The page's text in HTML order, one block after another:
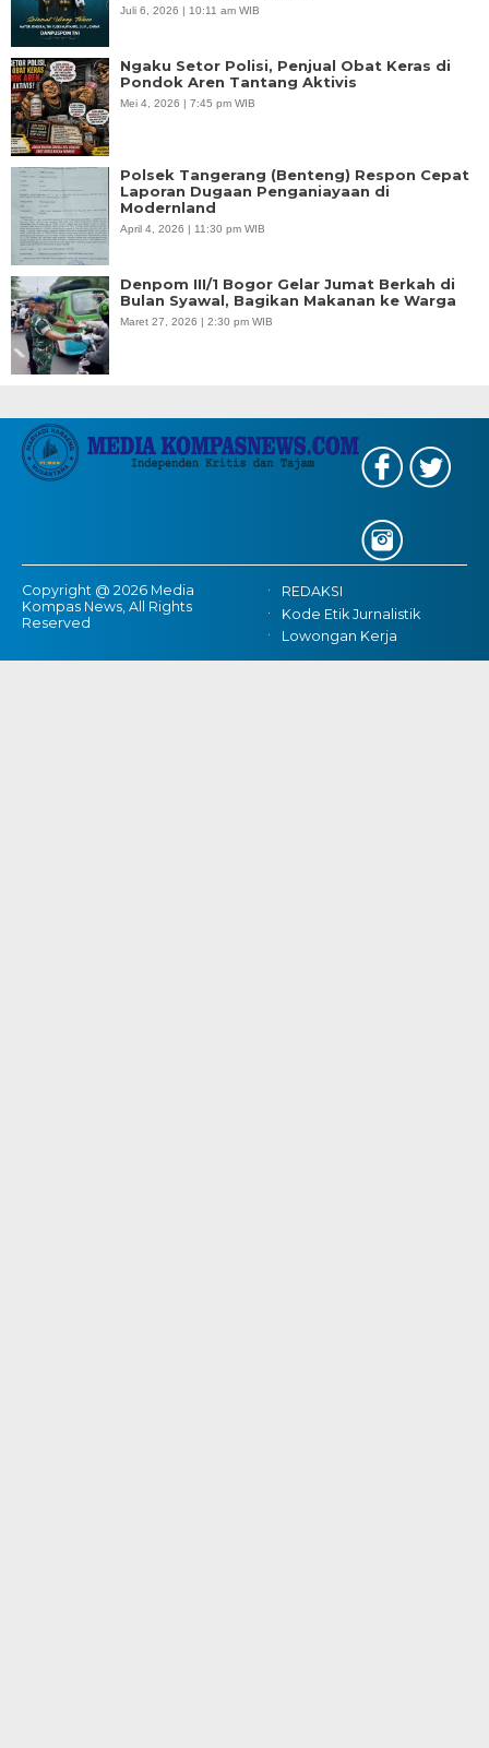
Juli 6, 2026 | 10:11 am WIB
Ngaku Setor Polisi, Penjual Obat Keras di
Pondok Aren Tantang Aktivis
Mei 4, 2026 | 7:45 pm WIB
Polsek Tangerang (Benteng) Respon Cepat
Laporan Dugaan Penganiayaan di
Modernland
April 4, 2026 | 11:30 pm WIB
Denpom III/1 Bogor Gelar Jumat Berkah di
Bulan Syawal, Bagikan Makanan ke Warga
Maret 27, 2026 | 2:30 pm WIB
Copyright @ 2026 Media
Kompas News, All Rights
Reserved
REDAKSI
Kode Etik Jurnalistik
Lowongan Kerja